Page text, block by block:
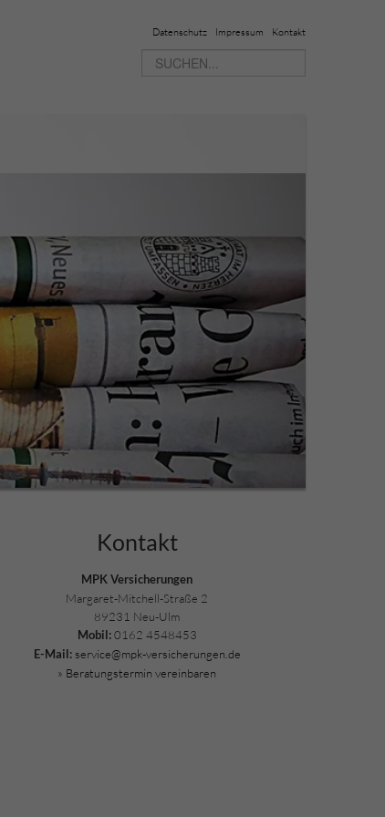
Datenschutz Impressum Kontakt
Kontakt
MPK Versicherungen
Margaret-Mitchell-Straße 2
89231 Neu-Ulm
Mobil:0162 4548453
E-Mail: service@mpk-versicherungen.de
» Beratungstermin vereinbaren